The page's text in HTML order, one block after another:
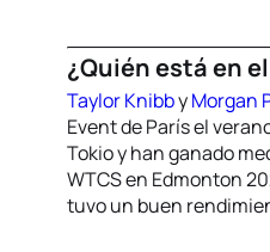
¿Quién está en
Taylor KnibbyMorgan
Event de París el
Tokio y han ganado
WTCS en Edmonton
tuvo un buen